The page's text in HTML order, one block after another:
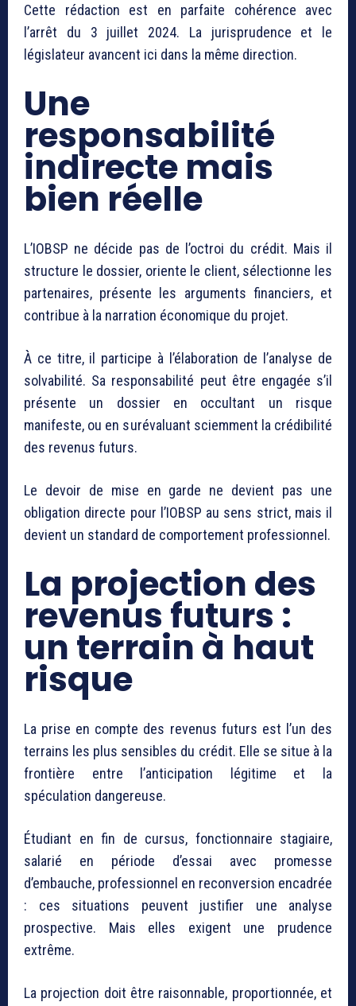
Cette rédaction est en parfaite cohérence avec
l’arrêt du 3 juillet 2024. La jurisprudence et le
législateur avancent ici dans la même direction.
Une
responsabilité
indirecte mais
bien réelle
L’IOBSP ne décide pas de l’octroi du crédit. Mais il
structure le dossier, oriente le client, sélectionne les
partenaires, présente les arguments financiers, et
contribue à la narration économique du projet.
À ce titre, il participe à l’élaboration de l’analyse de
solvabilité. Sa responsabilité peut être engagée s’il
présente un dossier en occultant un risque
manifeste, ou en surévaluant sciemment la crédibilité
des revenus futurs.
Le devoir de mise en garde ne devient pas une
obligation directe pour l’IOBSP au sens strict, mais il
devient un standard de comportement professionnel.
La projection des
revenus futurs :
un terrain à haut
risque
La prise en compte des revenus futurs est l’un des
terrains les plus sensibles du crédit. Elle se situe à la
frontière entre l’anticipation légitime et la
spéculation dangereuse.
Étudiant en fin de cursus, fonctionnaire stagiaire,
salarié en période d’essai avec promesse
d’embauche, professionnel en reconversion encadrée
: ces situations peuvent justifier une analyse
prospective. Mais elles exigent une prudence
extrême.
La projection doit être raisonnable, proportionnée, et